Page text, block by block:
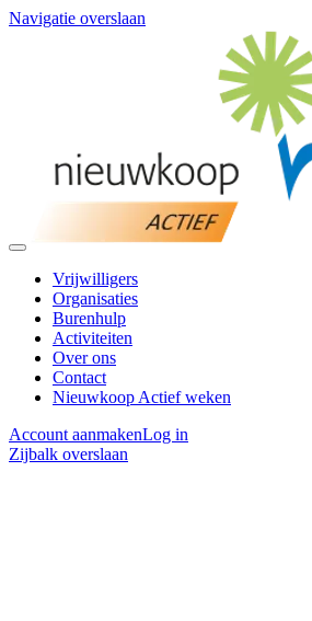
Navigatie overslaan
Vrijwilligers
Organisaties
Burenhulp
Activiteiten
Over ons
Contact
Nieuwkoop Actief weken
Account aanmakenLog in
Zijbalk overslaan